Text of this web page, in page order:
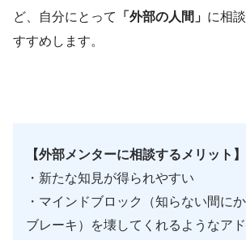
ど、自分にとって
「外部の人間」 に相
すすめします。
【外部メンターに相談するメリット】
・新たな知見が得られやすい
・マインドブロック（知らない間に
ブレーキ）を壊してくれるようなア